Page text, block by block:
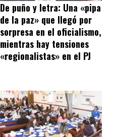
De puño y letra: Una «pipa
de la paz» que llegó por
sorpresa en el oficialismo,
mientras hay tensiones
«regionalistas» en el PJ